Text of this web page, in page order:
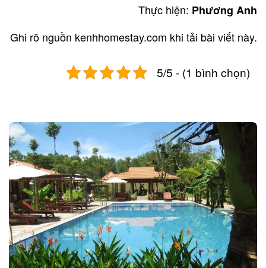
Thực hiện: Phương Anh
Ghi rõ nguồn kenhhomestay.com khi tải bài viết này.
5/5 - (1 bình chọn)
Post
navigation